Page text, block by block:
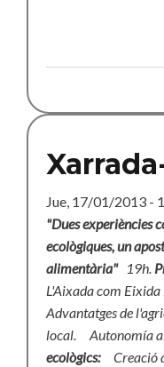
Jue, 17/01/2013 -
"Dues experiències
ecològiques, un
alimentària" 19h.
L'Aixada com Eixida
Advantatges de
local.
Autonomía
ecològics:
Creació